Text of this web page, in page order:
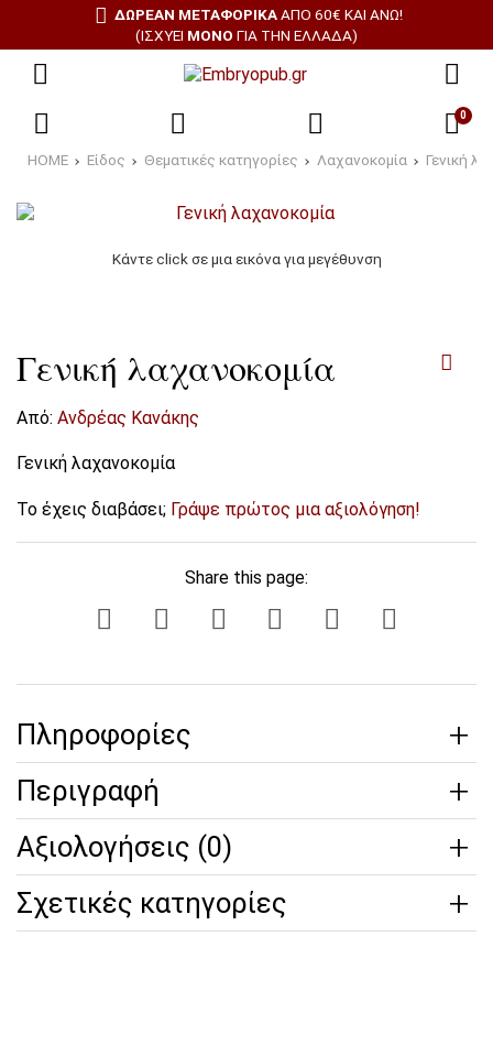
ΔΩΡΕΑΝ ΜΕΤΑΦΟΡΙΚΑΑΠΌ 60€ ΚΑΙ ΆΝΩ!
(ΙΣΧΎΕΙ ΜΌΝΟ ΓΙΑ ΤΗΝ ΕΛΛΆΔΑ)
0
HOME Είδος Θεματικές κατηγορίες Λαχανοκομία Γενική
Κάντε click σε μια εικόνα για μεγέθυνση
Γενική λαχανοκομία
Από: Ανδρέας Κανάκης
Γενική λαχανοκομία
Το έχεις διαβάσει; Γράψε πρώτος μια αξιολόγηση!
Share this page:
Πληροφορίες
Περιγραφή
Αξιολογήσεις (0)
Σχετικές κατηγορίες